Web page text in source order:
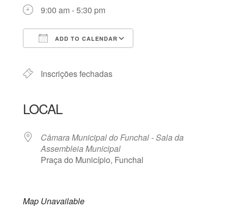
9:00 am - 5:30 pm
ADD TO CALENDAR
Inscrições fechadas
LOCAL
Câmara Municipal do Funchal - Sala da
Assembleia Municipal
Praça do Município, Funchal
Map Unavailable